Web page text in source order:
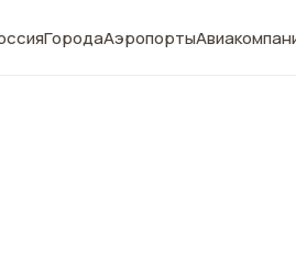
ГородаАэропорты